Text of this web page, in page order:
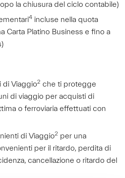
la chiusura del ciclo contabile)
4 incluse nella quota
Carta Platino Business e fino a
di Viaggio2 che ti protegge
di viaggio per acquisti di
o ferroviaria effettuati con
di Viaggio2 per una
per il ritardo, perdita di
cancellazione o ritardo del